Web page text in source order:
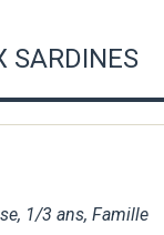
SARDINES
, 1/3 ans,Famille